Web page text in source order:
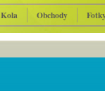
Kola Obchody